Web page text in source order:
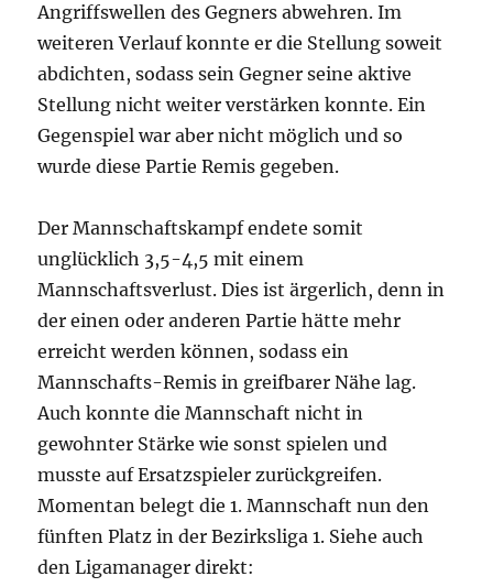
Angriffswellen des Gegners abwehren. Im
weiteren Verlauf konnte er die Stellung soweit
abdichten, sodass sein Gegner seine aktive
Stellung nicht weiter verstärken konnte. Ein
Gegenspiel war aber nicht möglich und so
wurde diese Partie Remis gegeben.
Der Mannschaftskampf endete somit
unglücklich 3,5-4,5 mit einem
Mannschaftsverlust. Dies ist ärgerlich, denn in
der einen oder anderen Partie hätte mehr
erreicht werden können, sodass ein
Mannschafts-Remis in greifbarer Nähe lag.
Auch konnte die Mannschaft nicht in
gewohnter Stärke wie sonst spielen und
musste auf Ersatzspieler zurückgreifen.
Momentan belegt die 1. Mannschaft nun den
fünften Platz in der Bezirksliga 1. Siehe auch
den Ligamanager direkt: